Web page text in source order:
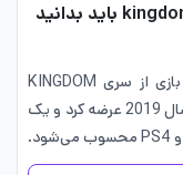
بازی کینگدام هارتس 3 در واقع دوازدهمین بازی از سری KINGDOM
HEARTS است که کمپانی اسکوئر انیکس در سال 2019 عرضه کرد و یک
بازی نقش‌آفرینی اکشن برای کنسول‌های XBOX و PS4 محسوب می‌شود.